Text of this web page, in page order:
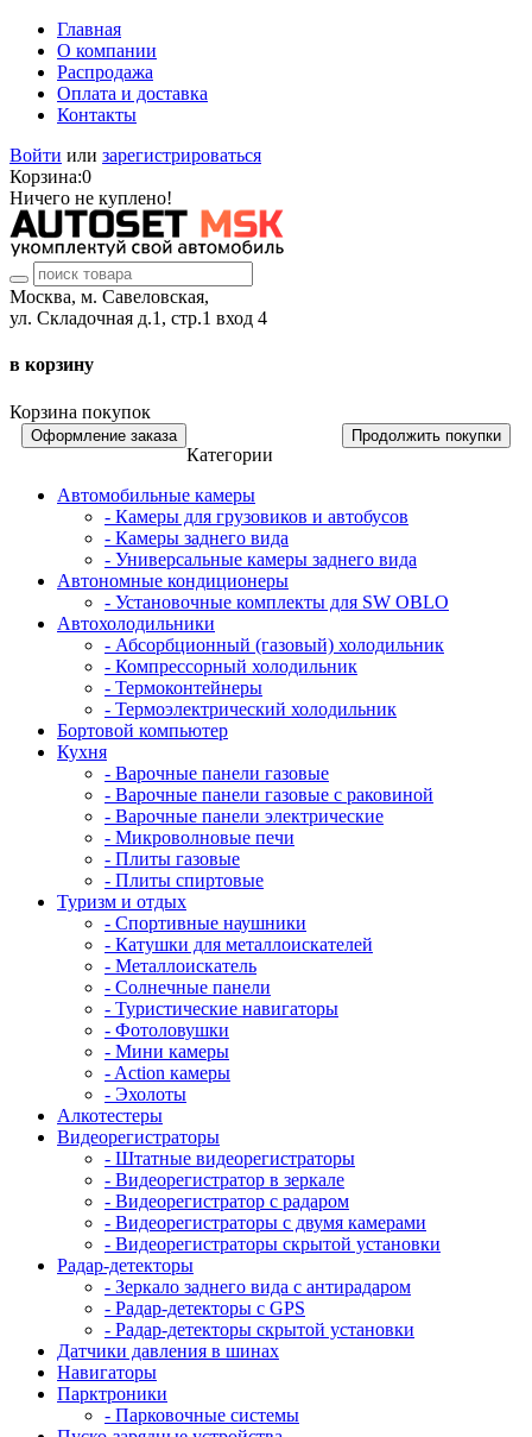
Главная
О компании
Распродажа
Оплата и доставка
Контакты
Войти или зарегистрироваться
Корзина:0
Ничего не куплено!
Москва, м. Савеловская,
ул. Складочная д.1, стр.1 вход 4
в корзину
Корзина покупок
Оформление заказа Продолжить покупки
Категории
Автомобильные камеры
- Камеры для грузовиков и автобусов
- Камеры заднего вида
- Универсальные камеры заднего вида
Автономные кондиционеры
- Установочные комплекты для SW OBLO
Автохолодильники
- Абсорбционный (газовый) холодильник
- Компрессорный холодильник
- Термоконтейнеры
- Термоэлектрический холодильник
Бортовой компьютер
Кухня
- Варочные панели газовые
- Варочные панели газовые с раковиной
- Варочные панели электрические
- Микроволновые печи
- Плиты газовые
- Плиты спиртовые
Туризм и отдых
- Cпортивные наушники
- Катушки для металлоискателей
- Металлоискатель
- Солнечные панели
- Туристические навигаторы
- Фотоловушки
- Мини камеры
- Action камеры
- Эхолоты
Алкотестеры
Видеорегистраторы
- Штатные видеорегистраторы
- Видеорегистратор в зеркале
- Видеорегистратор с радаром
- Видеорегистраторы с двумя камерами
- Видеорегистраторы скрытой установки
Радар-детекторы
- Зеркало заднего вида с антирадаром
- Радар-детекторы с GPS
- Радар-детекторы скрытой установки
Датчики давления в шинах
Навигаторы
Парктроники
- Парковочные системы